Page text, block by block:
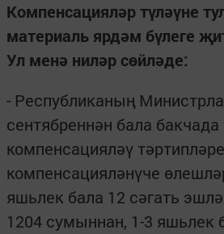
Компенсацияләр түләүне
материаль ярдәм бүлеге
Ул менә ниләр сөйләде:
- Республиканың
сентябреннән бала
компенсацияләү
компенсацияләнүче
яшьлек бала 12 сәгать
1204 сумыннан, 1-3 яшьлек